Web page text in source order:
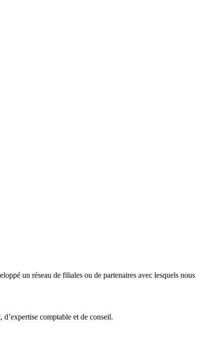
un réseau de filiales ou de partenaires avec lesquels nous
comptable et de conseil.